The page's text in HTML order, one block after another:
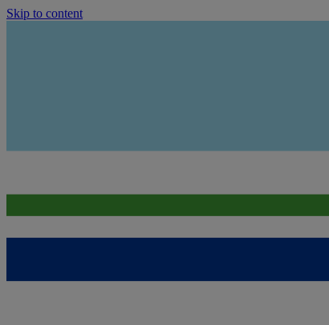
Skip to content